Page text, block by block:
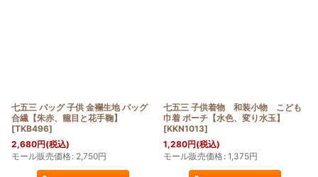
七五三 バッグ 子供 金襴生地 バッグ
合繊【朱赤、籠目と花手鞠】
[TKB496]
2,680円(税込)
モール販売価格: 2,750円
七五三 子供着物 和装小物 こども
巾着 ポーチ【水色、変り水玉】
[KKN1013]
1,280円(税込)
モール販売価格: 1,375円